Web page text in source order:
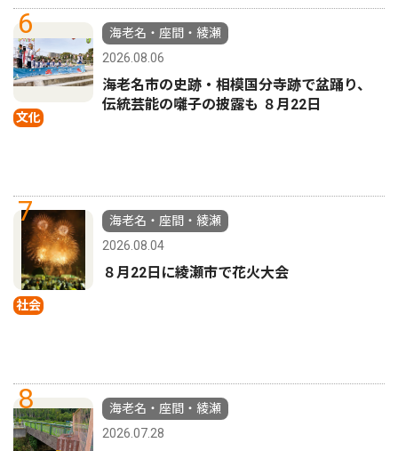
6
文化
海老名・座間・綾瀬
2026.08.06
海老名市の史跡・相模国分寺跡で盆踊り、
伝統芸能の囃子の披露も ８月22日
7
社会
海老名・座間・綾瀬
2026.08.04
８月22日に綾瀬市で花火大会
8
海老名・座間・綾瀬
2026.07.28